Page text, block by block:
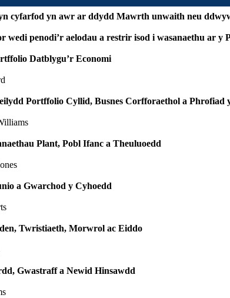
cyfarfod yn awr ar ddydd Mawrth unwaith neu
wedi penodi’r aelodau a restrir isod i wasanaethu ar
Datblygu’r Economi
Portffolio Cyllid, Busnes Corfforaethol a Phrofiad
Plant, Pobl Ifanc a Theuluoedd
a Gwarchod y Cyhoedd
Twristiaeth, Morwrol ac Eiddo
Gwastraff a Newid Hinsawdd